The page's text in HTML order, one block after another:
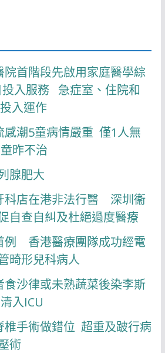
院首階段先啟用家庭醫學綜
入服務 急症室、住院和
入運作
感潮5童病情嚴重 僅1人無
昨不治
腺肥大
科店在港非法行醫 深圳衞
自查自糾及杜絕過度醫療
例 香港醫療團隊成功經電
畸形兒科病人
食沙律或未熟蔬菜後染李斯
入ICU
椎手術做錯位 超重及跛行病
術